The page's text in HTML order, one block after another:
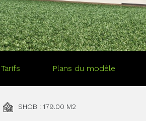
Tarifs Plans du modèle
SHOB : 179.00 M2